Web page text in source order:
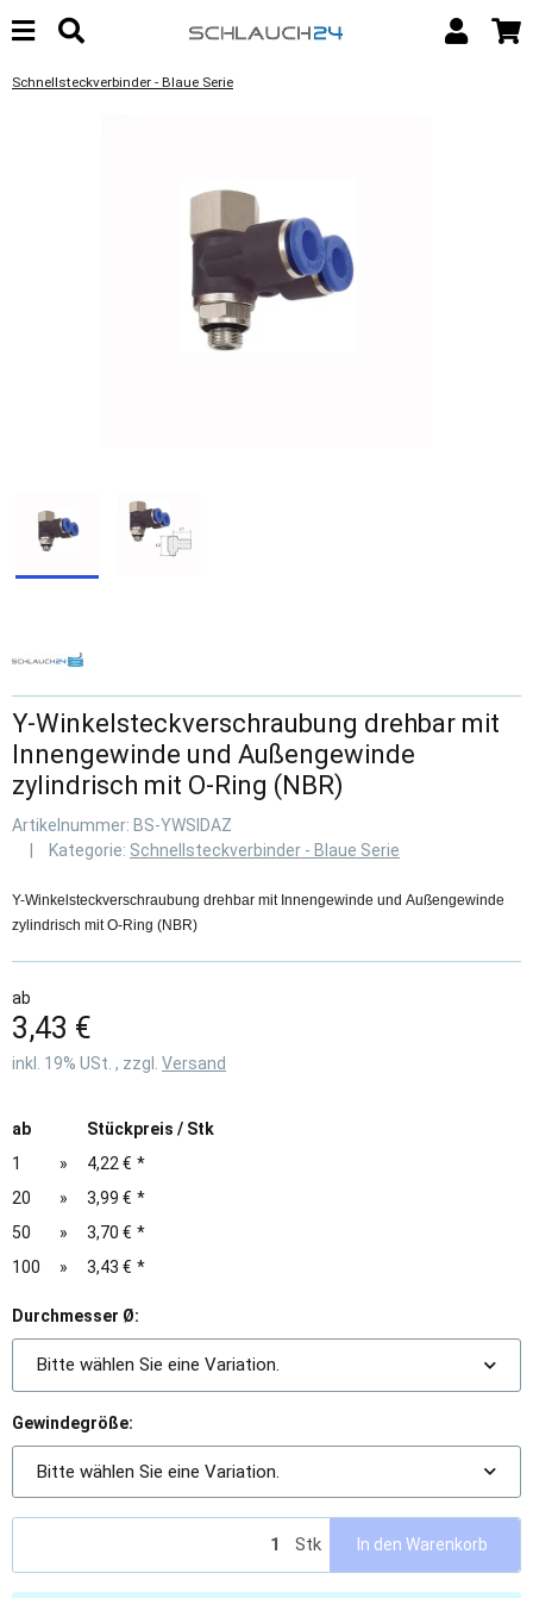
Schnellsteckverbinder - Blaue Serie
Y-Winkelsteckverschraubung drehbar mit
Innengewinde und Außengewinde
zylindrisch mit O-Ring (NBR)
Artikelnummer: BS-YWSIDAZ
Kategorie: Schnellsteckverbinder - Blaue Serie
Y-Winkelsteckverschraubung drehbar mit Innengewinde und Außengewinde
zylindrisch mit O-Ring (NBR)
ab
3,43 €
inkl. 19% USt. , zzgl. Versand
ab
Stückpreis / Stk
1
» 4,22 € *
20
» 3,99 € *
50
» 3,70 € *
100
» 3,43 € *
Durchmesser Ø:
Bitte wählen Sie eine Variation.
Gewindegröße:
Bitte wählen Sie eine Variation.
Stk In den Warenkorb